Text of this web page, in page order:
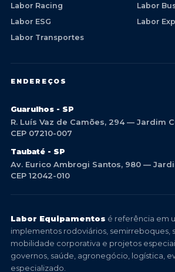
Labor Racing
Labor
Labor ESG
Labor
Labor Transportes
ENDEREÇOS
Guarulhos - SP
R. Luís Vaz de Camões, 294 — Jardim
CEP 07210-007
Taubaté - SP
Av. Eurico Ambrogi Santos, 980 —
CEP 12042-010
Labor Equipamentos é referência em
implementos rodoviários, semirreboques,
mobilidade corporativa e projetos
governos, saúde, agronegócio, logística,
especializado.